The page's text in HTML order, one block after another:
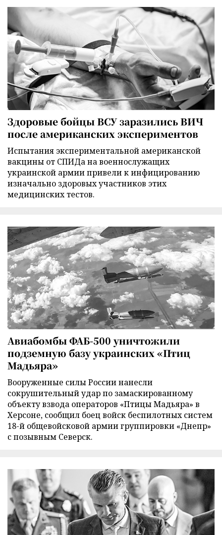
Здоровые бойцы ВСУ заразились ВИЧ
после американских экспериментов
Испытания экспериментальной американской
вакцины от СПИДа на военнослужащих
украинской армии привели к инфицированию
изначально здоровых участников этих
медицинских тестов.
Авиабомбы ФАБ-500 уничтожили
подземную базу украинских «Птиц
Мадьяра»
Вооруженные силы России нанесли
сокрушительный удар по замаскированному
объекту взвода операторов «Птицы Мадьяра» в
Херсоне, сообщил боец войск беспилотных систем
18-й общевойсковой армии группировки «Днепр»
с позывным Северск.